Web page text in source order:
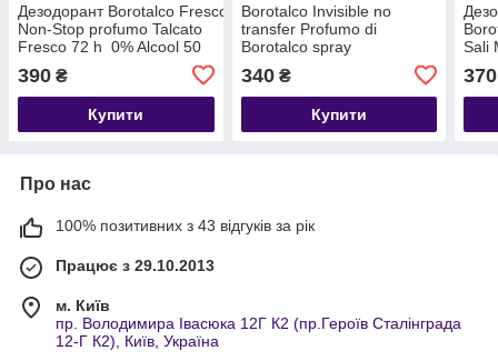
Дезодорант Borotalco Fresco
Non-Stop profumo Talcato
Fresco 72 h 0% Alcool 50
390 ₴
Купити
Borotalco Invisible no
transfer Profumo di
Borotalco spray
антиперспірант спрей ,
150мл, Італія
340₴
Купити
Sali
370
Про нас
100% позитивних з 43 відгуків за рік
Працює з 29.10.2013
м. Київ
пр. Володимира Івасюка 12Г К2 (пр.Героїв Сталінграда
12-Г К2), Київ, Україна